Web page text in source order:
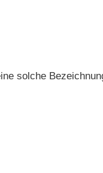
solche